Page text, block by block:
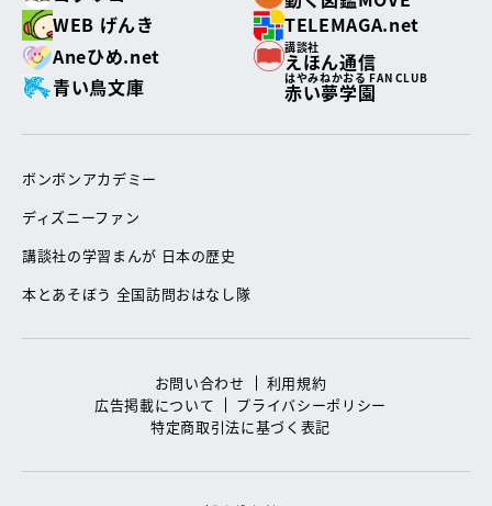
WEB げんき
TELEMAGA.net
Aneひめ.net
講談社
えほん通信
青い鳥文庫
はやみねかおる FAN CLUB
赤い夢学園
ボンボンアカデミー
ディズニーファン
講談社の学習まんが 日本の歴史
本とあそぼう 全国訪問おはなし隊
お問い合わせ
利用規約
広告掲載について
プライバシーポリシー
特定商取引法に基づく表記